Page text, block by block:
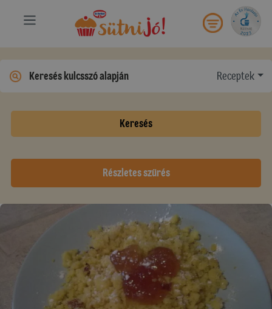
Receptek
Keresés
Részletes szűrés